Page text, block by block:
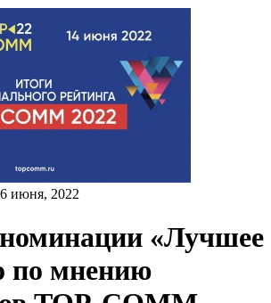
июня, 2022
«Лучшее
по мнению